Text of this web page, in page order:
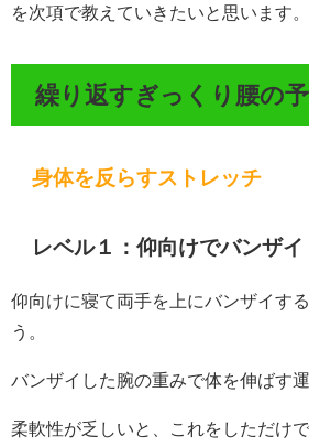
を次項で教えていきたいと思います。
繰り返すぎっくり腰の
身体を反らすストレッチ
レベル１：仰向けでバンザイ
仰向けに寝て両手を上にバンザイす
う。
バンザイした腕の重みで体を伸ばす
柔軟性が乏しいと、これをしただけ